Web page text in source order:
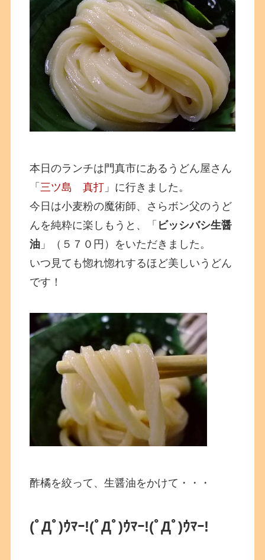
本日のランチは門真市にあるうどん屋さん
「三ツ島 真打 」に行きました。
今日は小麦粉の魔術師、さらボン父のうど
んを純粋に楽しもうと、「 ビッシバシ生醤
油 」（５７０円）をいただきました。
いつ見ても惚れ惚れするほど美しいうどん
です！
酢橘を絞って、生醤油をかけて・・・
(ﾟДﾟ)ｳﾏｰ!(ﾟДﾟ)ｳﾏｰ!(ﾟДﾟ)ｳﾏｰ!